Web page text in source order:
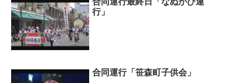
合同運行最終日「なぬかび運
行」
合同運行「笹森町子供会」